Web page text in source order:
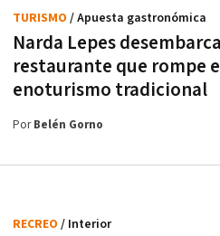
Narda Lepes
restaurante que rompe
enoturismo tradicional
TURISMO / Apuesta gastronómica
PorBelén Gorno
RECREO / Interior